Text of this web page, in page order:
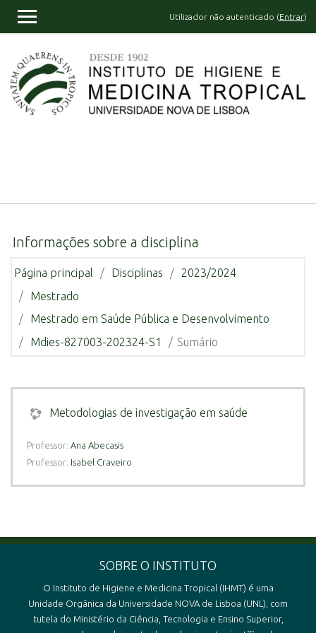
Utilizador não autenticado (Entrar)
Informações sobre a disciplina
Página principal Disciplinas
2023/2024
Mestrado
Mestrado em Saúde Pública e Desenvolvimento
Mdies-827003-202324-S1
Sumário
Metodologias de investigação em saúde
Professor: Ana Abecasis
Professor: Isabel Craveiro
SOBRE O INSTITUTO
O Instituto de Higiene e Medicina Tropical (IHMT) é uma
Unidade Orgânica da Universidade NOVA de Lisboa (UNL), com
tutela do Ministério da Ciência, Tecnologia e Ensino Superior,